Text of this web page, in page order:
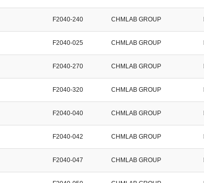
F2040-240 CHMLAB GROUP
F2040-025 CHMLAB GROUP
F2040-270 CHMLAB GROUP
F2040-320 CHMLAB GROUP
F2040-040 CHMLAB GROUP
F2040-042 CHMLAB GROUP
F2040-047 CHMLAB GROUP